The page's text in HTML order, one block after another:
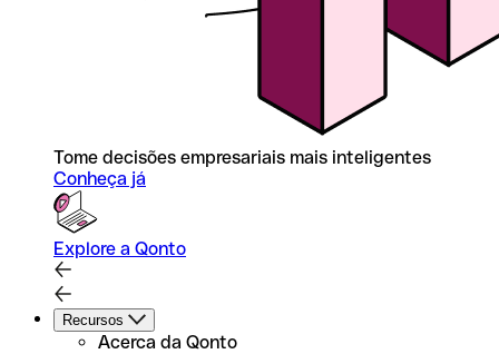
Tome decisões empresariais mais inteligentes
Conheça já
Explore a Qonto
Recursos
Acerca da Qonto